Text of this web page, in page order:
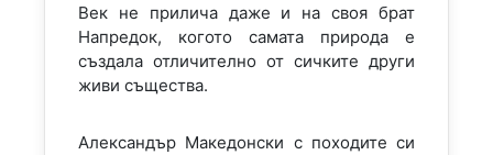
Век не прилича даже и на своя брат
Напредок, когото самата природа е
създала отличително от сичките други
живи същества.
Александър Македонски с походите си